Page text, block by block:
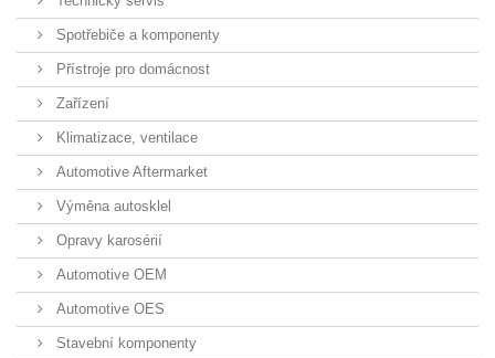
Spotřebiče a komponenty
Přístroje pro domácnost
Zařízení
Klimatizace, ventilace
Automotive Aftermarket
Výměna autosklel
Opravy karosérií
Automotive OEM
Automotive OES
Stavební komponenty